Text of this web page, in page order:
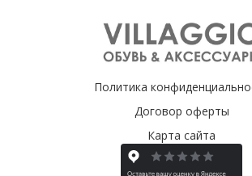
Политика
Договор оферты
Карта сайта